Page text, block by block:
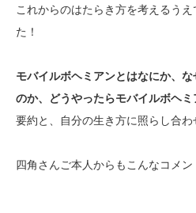
これからのはたらき方を考えるう
た！
モバイルボヘミアンとはなにか、
のか、どうやったらモバイルボヘ
要約と、自分の生き方に照らし合わ
四角さんご本人からもこんなコメン